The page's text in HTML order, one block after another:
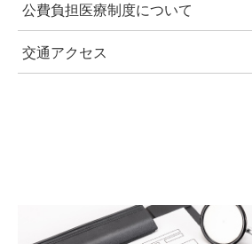
公費負担医療制度について
交通アクセス